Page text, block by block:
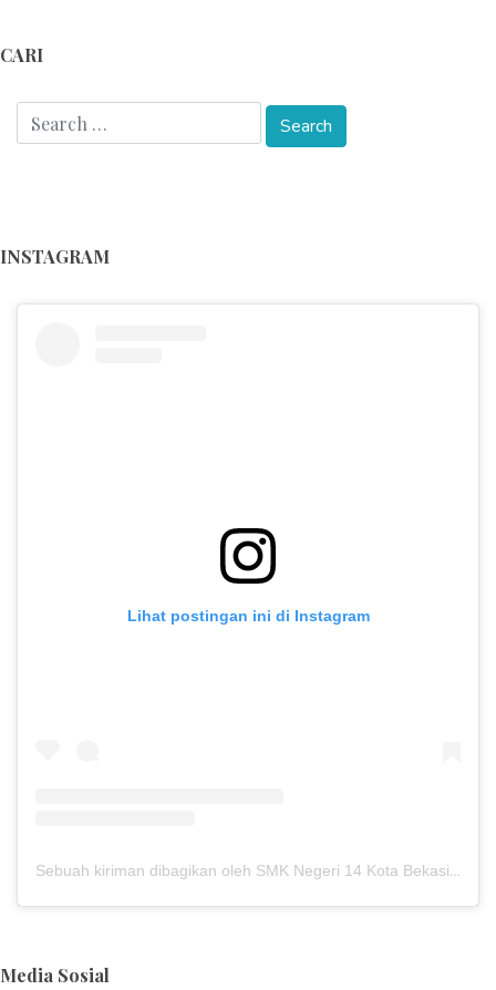
CARI
INSTAGRAM
Lihat postingan ini di Instagram
Sebuah kiriman dibagikan oleh SMK Negeri 14 Kota Bekasi (@smkn14kotabekasi)
Media Sosial